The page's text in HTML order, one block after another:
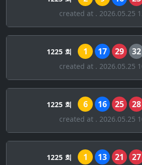
created at . 2026.05.25
1225 회 1 17 29 32
created at . 2026.05.25
1225 회 6 16 25 28
created at . 2026.05.25
1225 회 1 13 21 27